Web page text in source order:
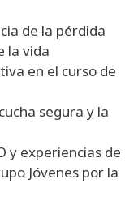
de la pérdida
la vida
en el curso de
segura y la
y experiencias de
Jóvenes por la